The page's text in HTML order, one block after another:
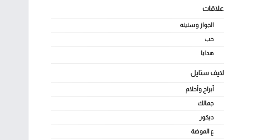
علاقات
الجواز وسنينه
حب
هدايا
لايف ستايل
أبراج وأحلام
جمالك
ديكور
ع الموضة